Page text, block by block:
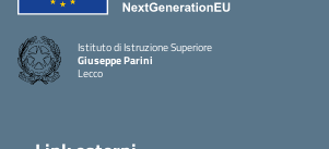
Istituto di Istruzione Superiore
Giuseppe Parini
Lecco